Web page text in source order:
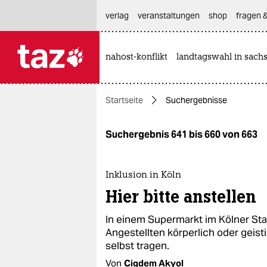
themen
politik
gesellschaft
kultur
sport
verlag
veranstaltungen shop fragen
nahost-konflikt landtagswahl in
Startseite Suchergebnisse
Suchergebnis 641 bis 660 von 663
Inklusion in Köln
Hier bitte anstellen
In einem Supermarkt im Kölner
Angestellten körperlich oder
selbst tragen.
Von Cigdem Akyol